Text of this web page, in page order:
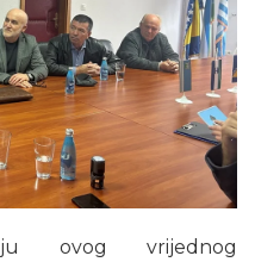
ovog vrijednog